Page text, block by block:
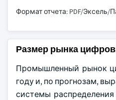
Формат отчета: PDF/
Размер рынка
Промышленный рынок
году и, по прогнозам,
системы